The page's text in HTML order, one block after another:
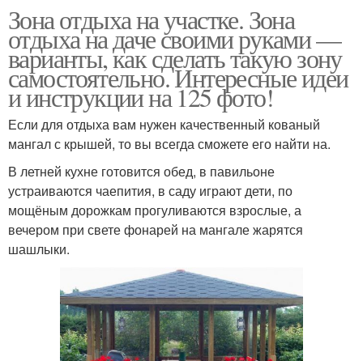
Зона отдыха на участке. Зона
отдыха на даче своими руками —
варианты, как сделать такую зону
самостоятельно. Интересные идеи
и инструкции на 125 фото!
Если для отдыха вам нужен качественный кованый
мангал с крышей, то вы всегда сможете его найти на.
В летней кухне готовится обед, в павильоне
устраиваются чаепития, в саду играют дети, по
мощёным дорожкам прогуливаются взрослые, а
вечером при свете фонарей на мангале жарятся
шашлыки.